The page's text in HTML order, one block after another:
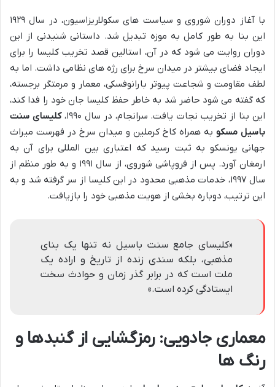
با آغاز دوران شوروی و سیاست های سکولاریزاسیون، در سال ۱۹۲۹
این بنا به طور کامل به موزه تبدیل شد. داستانی شنیدنی از این
دوران روایت می شود که در آن، استالین قصد تخریب کلیسا را برای
ایجاد فضای بیشتر در میدان سرخ برای رژه های نظامی داشت. اما به
لطف مقاومت و شجاعت پیوتر بارانوفسکی، معمار و مرمتگر برجسته،
که گفته می شود حاضر شد به خاطر حفظ کلیسا جان خود را فدا کند،
این بنا از تخریب نجات یافت. سرانجام، در سال ۱۹۹۰،
کلیسای سنت
باسیل مسکو به همراه کاخ کرملین و میدان سرخ در فهرست میراث
جهانی یونسکو به ثبت رسید که اعتباری بین المللی برای آن به
ارمغان آورد. پس از فروپاشی شوروی، از سال ۱۹۹۱ و به طور منظم از
سال ۱۹۹۷، خدمات مذهبی محدود در این کلیسا از سر گرفته شد و به
این ترتیب، دوباره بخشی از هویت مذهبی خود را بازیافت.
«کلیسای جامع سنت باسیل نه تنها یک بنای
مذهبی، بلکه سندی زنده از تاریخ و اراده یک
ملت است که در برابر گذر زمان و حوادث سخت
ایستادگی کرده است.»
معماری جادویی: رمزگشایی از گنبدها و
رنگ ها